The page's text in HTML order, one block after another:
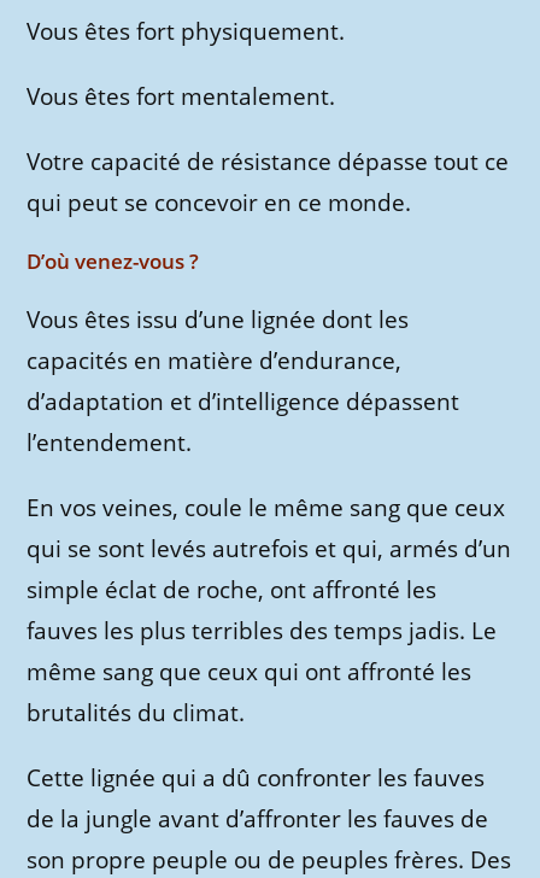
Vous êtes fort physiquement.
Vous êtes fort mentalement.
Votre capacité de résistance dépasse tout ce
qui peut se concevoir en ce monde.
D’où venez-vous ?
Vous êtes issu d’une lignée dont les
capacités en matière d’endurance,
d’adaptation et d’intelligence dépassent
l’entendement.
En vos veines, coule le même sang que ceux
qui se sont levés autrefois et qui, armés d’un
simple éclat de roche, ont affronté les
fauves les plus terribles des temps jadis. Le
même sang que ceux qui ont affronté les
brutalités du climat.
Cette lignée qui a dû confronter les fauves
de la jungle avant d’affronter les fauves de
son propre peuple ou de peuples frères. Des